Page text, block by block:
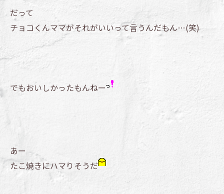
だって
チョコくんママがそれがいいって言うんだもん…(笑)
でもおいしかったもんねー
あー
たこ焼きにハマりそうだ